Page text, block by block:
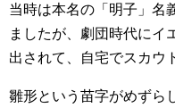
当時は本名の「明子」名
ましたが、劇団時代にイ
出されて、自宅でスカウ
雛形という苗字がめずら